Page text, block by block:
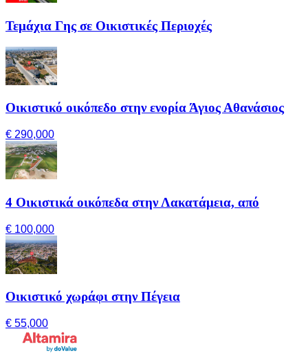
Τεμάχια Γης σε Οικιστικές Περιοχές
Οικιστικό οικόπεδο στην ενορία Άγιος Αθανάσιος
€ 290,000
4 Οικιστικά οικόπεδα στην Λακατάμεια, από
€ 100,000
Οικιστικό χωράφι στην Πέγεια
€ 55,000